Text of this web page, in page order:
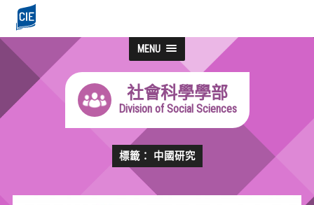
MENU
社會科學學部
Division of Social Sciences
標籤： 中國研究